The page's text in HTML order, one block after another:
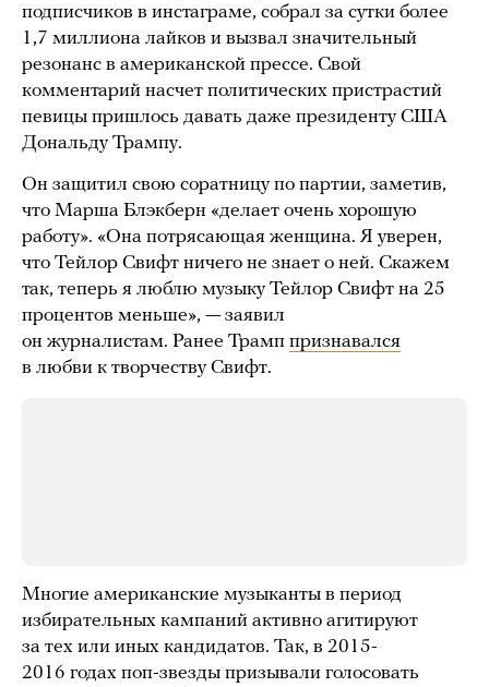
подписчиков в инстаграме, собрал за сутки более
1,7 миллиона лайков и вызвал значительный
резонанс в американской прессе. Свой
комментарий насчет политических пристрастий
певицы пришлось давать даже президенту США
Дональду Трампу.
Он защитил свою соратницу по партии, заметив,
что Марша Блэкберн «делает очень хорошую
работу». «Она потрясающая женщина. Я уверен,
что Тейлор Свифт ничего не знает о ней. Скажем
так, теперь я люблю музыку Тейлор Свифт на 25
процентов меньше», — заявил
он журналистам. Ранее Трамп признавался
в любви к творчеству Свифт.
Многие американские музыканты в период
избирательных кампаний активно агитируют
за тех или иных кандидатов. Так, в 2015-
2016 годах поп-звезды призывали голосовать